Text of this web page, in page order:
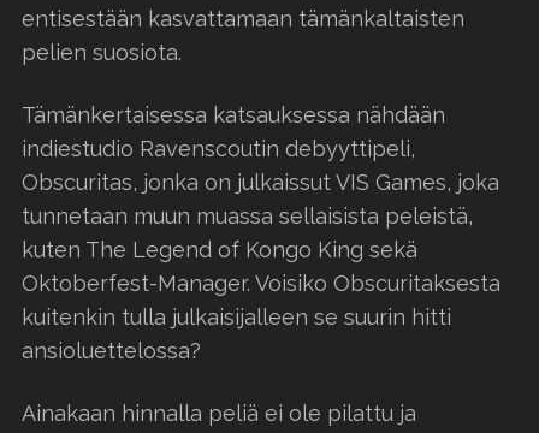
entisestään kasvattamaan tämänkaltaisten
pelien suosiota.
Tämänkertaisessa katsauksessa nähdään
indiestudio Ravenscoutin debyyttipeli,
Obscuritas, jonka on julkaissut VIS Games, joka
tunnetaan muun muassa sellaisista peleistä,
kuten The Legend of Kongo King sekä
Oktoberfest-Manager. Voisiko Obscuritaksesta
kuitenkin tulla julkaisijalleen se suurin hitti
ansioluettelossa?
Ainakaan hinnalla peliä ei ole pilattu ja